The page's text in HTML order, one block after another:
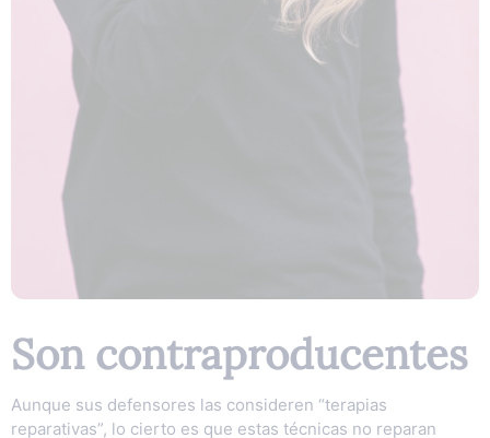
Son contraproducentes
Aunque sus defensores las consideren “terapias
reparativas”, lo cierto es que estas técnicas no reparan